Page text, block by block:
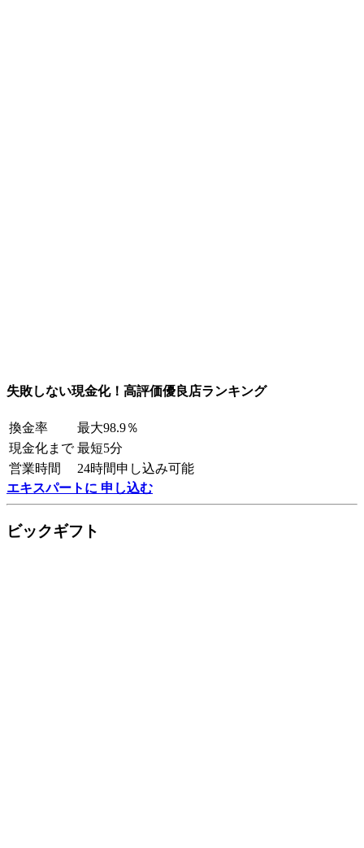
失敗しない現金化！高評価優良店ランキング
換金率
最大98.9％
現金化まで 最短5分
営業時間
24時間申し込み可能
エキスパートに 申し込む
ビックギフト